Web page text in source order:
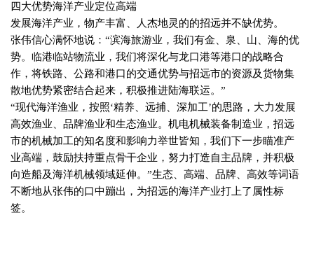
四大优势海洋产业定位高端
发展海洋产业，物产丰富、人杰地灵的的招远并不缺优势。
张伟信心满怀地说：“滨海旅游业，我们有金、泉、山、海的优
势。临港临站物流业，我们将深化与龙口港等港口的战略合
作，将铁路、公路和港口的交通优势与招远市的资源及货物集
散地优势紧密结合起来，积极推进陆海联运。”
“现代海洋渔业，按照‘精养、远捕、深加工’的思路，大力发展
高效渔业、品牌渔业和生态渔业。机电机械装备制造业，招远
市的机械加工的知名度和影响力举世皆知，我们下一步瞄准产
业高端，鼓励扶持重点骨干企业，努力打造自主品牌，并积极
向造船及海洋机械领域延伸。”生态、高端、品牌、高效等词语
不断地从张伟的口中蹦出，为招远的海洋产业打上了属性标
签。